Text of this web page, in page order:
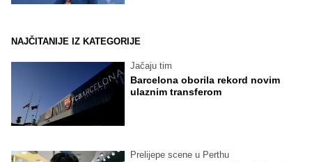
NAJČITANIJE IZ KATEGORIJE
Jačaju tim
Barcelona oborila rekord novim
ulaznim transferom
Prelijepe scene u Perthu